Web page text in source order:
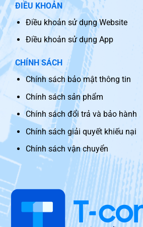
ĐIỀU KHOẢN
Điều khoản sử dụng Website
Điều khoản sử dụng App
CHÍNH SÁCH
Chính sách bảo mật thông tin
Chính sách sản phẩm
Chính sách đổi trả và bảo hành
Chính sách giải quyết khiếu nại
Chính sách vận chuyển